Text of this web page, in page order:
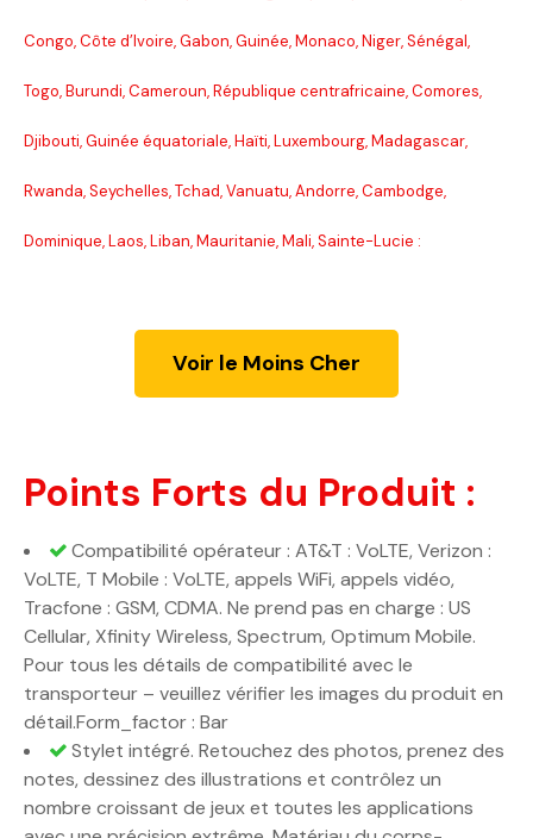
Congo, Côte d’Ivoire, Gabon, Guinée, Monaco, Niger, Sénégal,
Togo, Burundi, Cameroun, République centrafricaine, Comores,
Djibouti, Guinée équatoriale, Haïti, Luxembourg, Madagascar,
Rwanda, Seychelles, Tchad, Vanuatu, Andorre, Cambodge,
Dominique, Laos, Liban, Mauritanie, Mali, Sainte-Lucie :
Voir le Moins Cher
Points Forts du Produit :
Compatibilité opérateur : AT&T : VoLTE, Verizon :
VoLTE, T Mobile : VoLTE, appels WiFi, appels vidéo,
Tracfone : GSM, CDMA. Ne prend pas en charge : US
Cellular, Xfinity Wireless, Spectrum, Optimum Mobile.
Pour tous les détails de compatibilité avec le
transporteur – veuillez vérifier les images du produit en
détail.Form_factor : Bar
Stylet intégré. Retouchez des photos, prenez des
notes, dessinez des illustrations et contrôlez un
nombre croissant de jeux et toutes les applications